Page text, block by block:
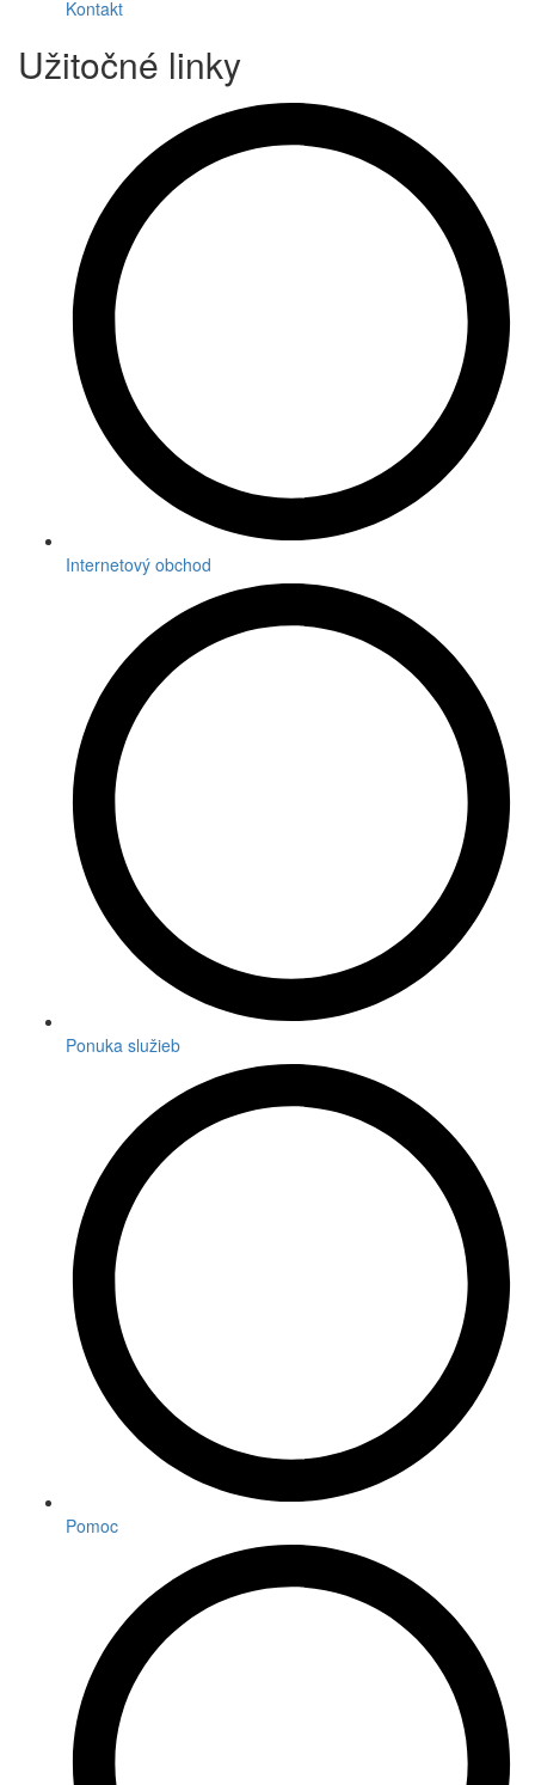
Kontakt
Užitočné linky
Internetový obchod
Ponuka služieb
Pomoc